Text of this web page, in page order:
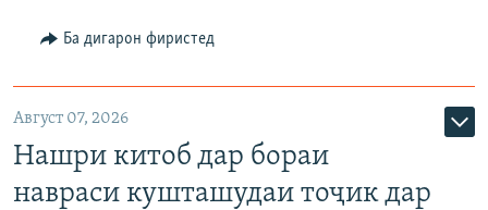
Ба дигарон фиристед
Август 07, 2026
Нашри китоб дар бораи
навраси кушташудаи тоҷик дар